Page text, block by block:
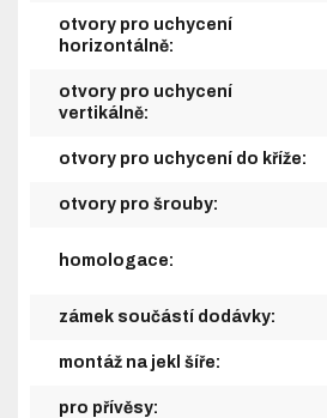
otvory pro uchycení
horizontálně:
otvory pro uchycení
vertikálně:
otvory pro uchycení do kříže:
otvory pro šrouby:
homologace:
zámek součástí dodávky:
montáž na jekl šíře:
pro přívěsy: